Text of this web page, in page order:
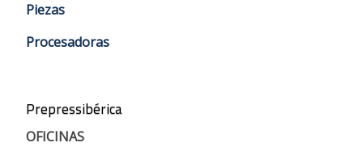
Piezas
Procesadoras
Prepressibérica
OFICINAS